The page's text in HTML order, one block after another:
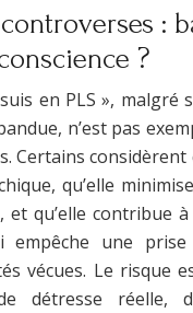
:
?
suis en PLS »,
n’est pas
Certains considèrent
qu’elle
et qu’elle contribue
empêche une prise
vécues. Le risque
détresse réelle,